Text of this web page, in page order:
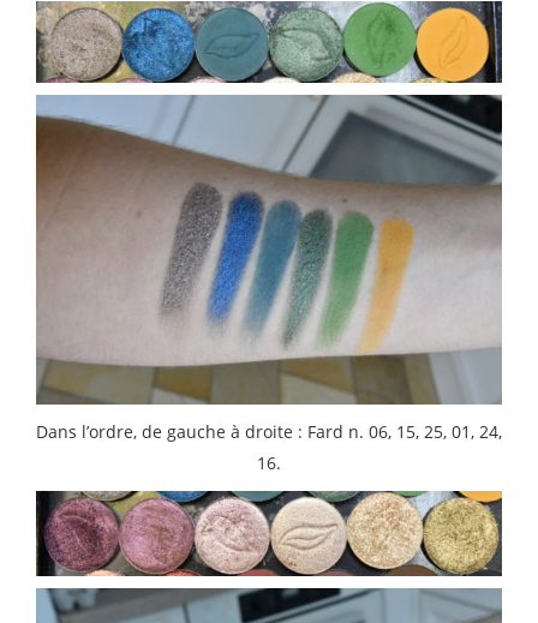
Dans l’ordre, de gauche à droite : Fard n. 06, 15, 25, 01, 24,
16.